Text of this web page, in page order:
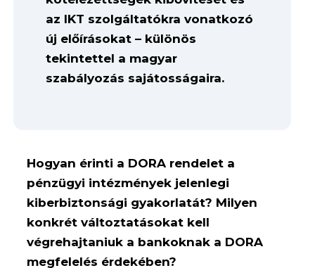
az IKT szolgáltatókra vonatkozó
új előírásokat – különös
tekintettel a magyar
szabályozás sajátosságaira.
Hogyan érinti a DORA rendelet a
pénzügyi intézmények jelenlegi
kiberbiztonsági gyakorlatát? Milyen
konkrét változtatásokat kell
végrehajtaniuk a bankoknak a DORA
megfelelés érdekében?